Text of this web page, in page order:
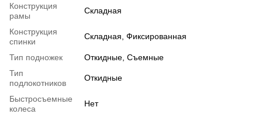
Конструкция
рамы
Складная
Конструкция
спинки
Складная Фиксированная
Тип подножек Откидные Съемные
Тип
подлокотников
Откидные
Быстросъемные
колеса
Нет